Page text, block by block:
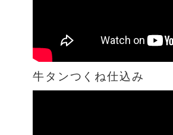
牛タンつくね仕込み